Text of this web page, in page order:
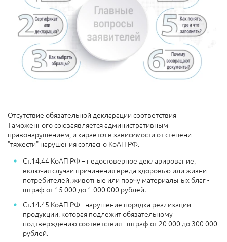
Отсутствие обязательной декларации соответствия
Таможенного союзаявляется административным
правонарушением, и карается в зависимости от степени
"тяжести" нарушения согласно КоАП РФ.
Ст.14.44 КоАП РФ – недостоверное декларирование,
включая случаи причинения вреда здоровью или жизни
потребителей, животные или порчу материальных благ -
штраф от 15 000 до 1 000 000 рублей.
Ст.14.45 КоАП РФ - нарушение порядка реализации
продукции, которая подлежит обязательному
подтверждению соответствия - штраф от 20 000 до 300 000
рублей.